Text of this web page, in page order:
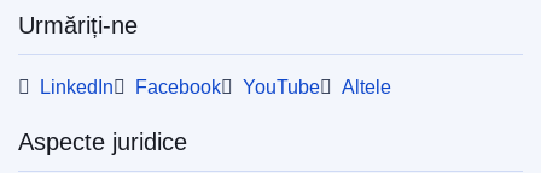
Urmăriți-ne
LinkedIn Facebook YouTube Altele
Aspecte juridice